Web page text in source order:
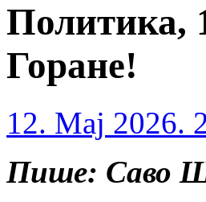
Политика,
Горане!
12. Maj 2026.
Пише: Саво